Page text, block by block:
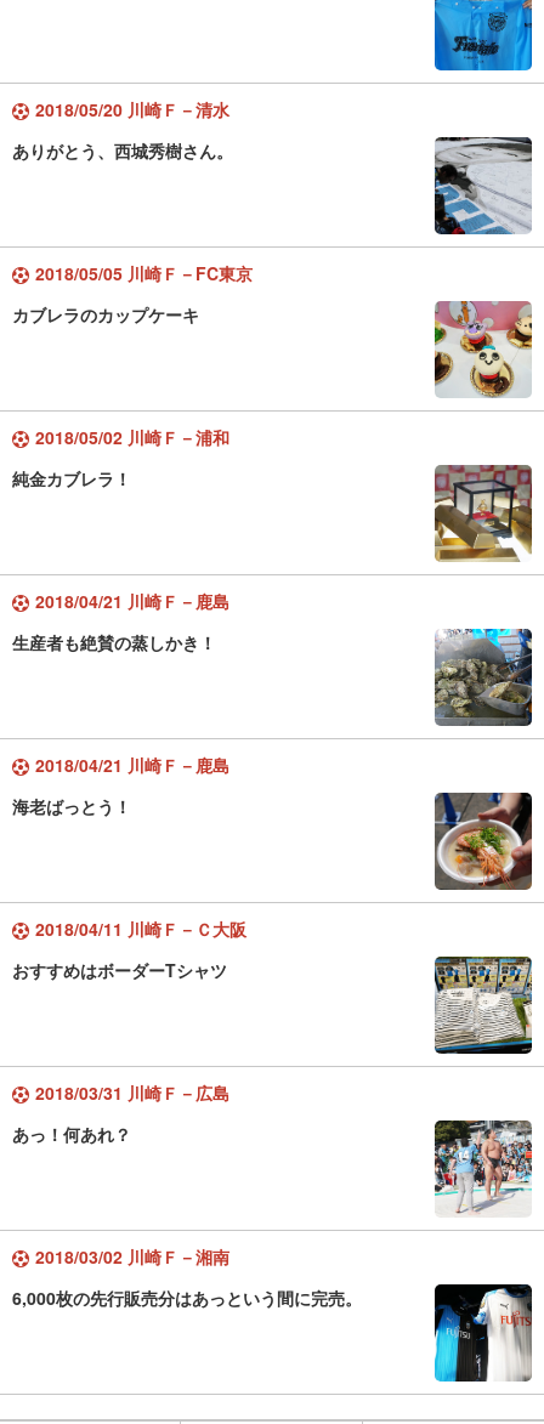
2018/05/20 川崎Ｆ－清水
ありがとう、西城秀樹さん。
2018/05/05 川崎Ｆ－FC東京
カブレラのカップケーキ
2018/05/02 川崎Ｆ－浦和
純金カブレラ！
2018/04/21 川崎Ｆ－鹿島
生産者も絶賛の蒸しかき！
2018/04/21 川崎Ｆ－鹿島
海老ばっとう！
2018/04/11 川崎Ｆ－Ｃ大阪
おすすめはボーダーTシャツ
2018/03/31 川崎Ｆ－広島
あっ！何あれ？
2018/03/02 川崎Ｆ－湘南
6,000枚の先行販売分はあっという間に完売。